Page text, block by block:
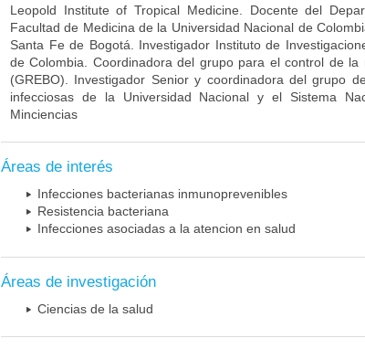
Leopold Institute of Tropical Medicine. Docente del
Facultad de Medicina de la Universidad Nacional de
Santa Fe de Bogotá. Investigador Instituto de
de Colombia. Coordinadora del grupo para el control de la
(GREBO). Investigador Senior y coordinadora del grupo
infecciosas de la Universidad Nacional y el Sistema
Minciencias
Áreas de interés
Infecciones bacterianas inmunoprevenibles
Resistencia bacteriana
Infecciones asociadas a la atencion en salud
Áreas de investigación
Ciencias de la salud